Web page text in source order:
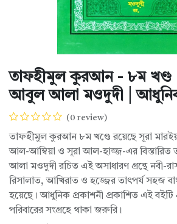
তাফহীমুল কুরআন - ৮ম খণ্ড
আবুল আলা মওদুদী | আধুনিক
(0 review)
তাফহীমুল কুরআন ৮ম খণ্ডে রয়েছে সূরা
আল-আম্বিয়া ও সূরা আল-হাজ্জ-এর বিস্তারিত
আলা মওদুদী রচিত এই অসাধারণ গ্রন্থে নবী-
রিসালাত, আখিরাত ও হজ্জের তাৎপর্য সহজ
হয়েছে। আধুনিক প্রকাশনী প্রকাশিত এই
পরিবারের সংগ্রহে থাকা জরুরি।